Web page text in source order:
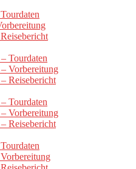
Tourdaten
Vorbereitung
Reisebericht
Tourdaten
Vorbereitung
Reisebericht